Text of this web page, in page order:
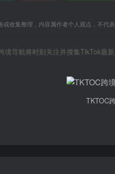
或收集整理，内容属作者个人观点，不代
境导航将时刻关注并搜集TikTok最
TKTOC